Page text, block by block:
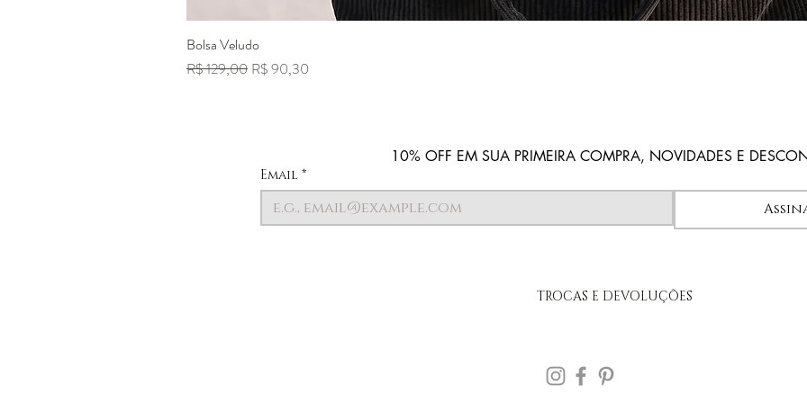
Bolsa Veludo
Preço normal
R$ 129,00 Preço promocional
R$ 90,30
10% OFF EM SUA PRIMEIRA COMPRA, NOVIDADES E
Email *
TROCAS E DEVOLUÇÕES